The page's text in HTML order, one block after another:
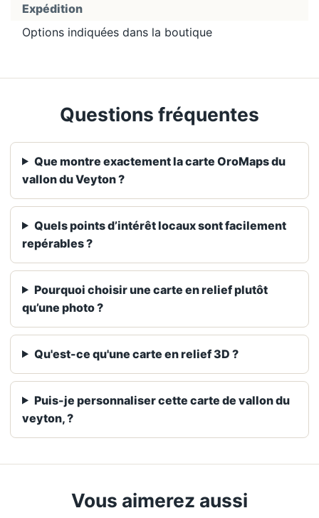
Expédition
Options indiquées dans la boutique
Questions fréquentes
Que montre exactement la carte OroMaps du
vallon du Veyton ?
Quels points d’intérêt locaux sont facilement
repérables ?
Pourquoi choisir une carte en relief plutôt
qu’une photo ?
Qu'est-ce qu'une carte en relief 3D ?
Puis-je personnaliser cette carte de vallon du
veyton, ?
Vous aimerez aussi